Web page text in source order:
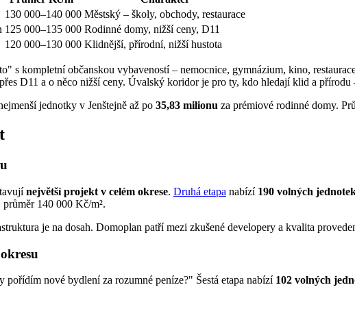
130 000–140 000 Městský – školy, obchody, restaurace
125 000–135 000 Rodinné domy, nižší ceny, D11
120 000–130 000 Klidnější, přírodní, nižší hustota
s kompletní občanskou vybaveností – nemocnice, gymnázium, kino,
D11 a o něco nižší ceny. Úvalský koridor je pro ty, kdo hledají klid a přírodu
jednotky v Jenštejně až po 35,83 milionu za prémiové rodinné domy.
největší projekt v celém okrese. Druhá etapa nabízí 190 volných
140 000 Kč/m².
je na dosah. Domoplan patří mezi zkušené developery a kvalita
nové bydlení za rozumné peníze?" Šestá etapa nabízí 102 volných